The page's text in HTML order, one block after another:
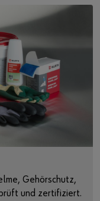
Gehörschutz,
und zertifiziert.